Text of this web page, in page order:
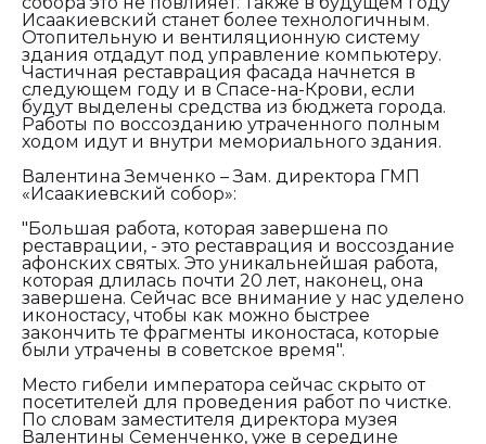
Исаакиевский станет более технологичным.
Отопительную и вентиляционную систему
здания отдадут под управление компьютеру.
Частичная реставрация фасада начнется в
следующем году и в Спасе-на-Крови, если
будут выделены средства из бюджета города.
Работы по воссозданию утраченного полным
ходом идут и внутри мемориального здания.
Валентина Земченко – Зам. директора ГМП
«Исаакиевский собор»:
"Большая работа, которая завершена по
реставрации, - это реставрация и воссоздание
афонских святых. Это уникальнейшая работа,
которая длилась почти 20 лет, наконец, она
завершена. Сейчас все внимание у нас уделено
иконостасу, чтобы как можно быстрее
закончить те фрагменты иконостаса, которые
были утрачены в советское время".
Место гибели императора сейчас скрыто от
посетителей для проведения работ по чистке.
По словам заместителя директора музея
Валентины Семенченко, уже в середине